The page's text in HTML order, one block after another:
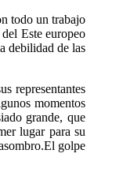
todo un trabajo
Este europeo
debilidad de las
representantes
momentos
grande, que
lugar para su
golpe